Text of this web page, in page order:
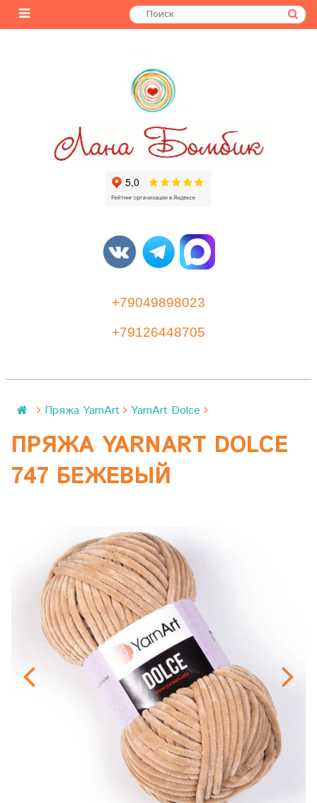
+79049898023
+79126448705
Пряжа YarnArt YarnArt Dolce
ПРЯЖА YARNART DOLCE
747 БЕЖЕВЫЙ